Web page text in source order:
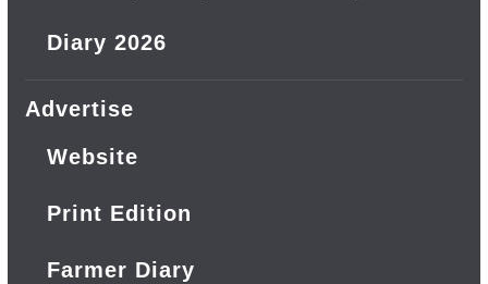
Diary 2026
Advertise
Website
Print Edition
Farmer Diary